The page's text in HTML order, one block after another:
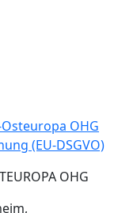
OHG
(EU-DSGVO)
OHG